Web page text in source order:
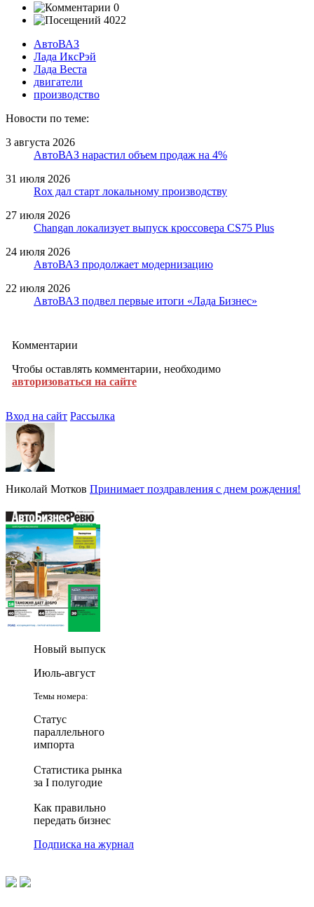
0
4022
АвтоВАЗ
Лада ИксРэй
Лада Веста
двигатели
производство
Новости по теме:
3 августа 2026
АвтоВАЗ нарастил объем продаж на 4%
31 июля 2026
Rox дал старт локальному производству
27 июля 2026
Changan локализует выпуск кроссовера CS75 Plus
24 июля 2026
АвтоВАЗ продолжает модернизацию
22 июля 2026
АвтоВАЗ подвел первые итоги «Лада Бизнес»
Комментарии
Чтобы оставлять комментарии, необходимо
авторизоваться на сайте
Вход на сайт Рассылка
Николай Мотков Принимает поздравления с днем рождения!
Новый выпуск
Июль-август
Темы номера:
Статус
параллельного
импорта
Статистика рынка
за I полугодие
Как правильно
передать бизнес
Подписка на журнал